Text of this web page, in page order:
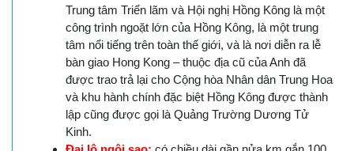
Trung tâm Triển lãm và Hội nghị Hồng Kông là một
công trình ngoặt lớn của Hồng Kông, là một trung
tâm nổi tiếng trên toàn thế giới, và là nơi diễn ra lễ
bàn giao Hong Kong – thuộc địa cũ của Anh đã
được trao trả lại cho Cộng hòa Nhân dân Trung Hoa
và khu hành chính đặc biệt Hồng Kông được thành
lập cũng được gọi là Quảng Trường Dương Tử
Kinh.